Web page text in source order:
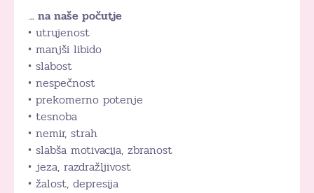
... na naše počutje
• utrujenost
• manjši libido
• slabost
• nespečnost
• prekomerno potenje
• tesnoba
• nemir, strah
• slabša motivacija, zbranost
• jeza, razdražljivost
• žalost, depresija